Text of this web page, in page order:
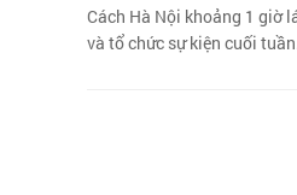
Cách Hà Nội khoảng 1 giờ
và tổ chức sự kiện cuối